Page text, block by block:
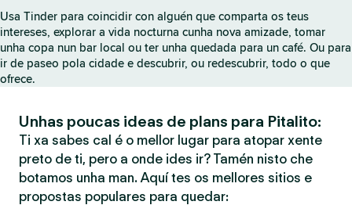
Usa Tinder para coincidir con alguén que comparta os teus
intereses, explorar a vida nocturna cunha nova amizade, tomar
unha copa nun bar local ou ter unha quedada para un café. Ou para
ir de paseo pola cidade e descubrir, ou redescubrir, todo o que
ofrece.
Unhas poucas ideas de plans para Pitalito:
Ti xa sabes cal é o mellor lugar para atopar xente
preto de ti, pero a onde ides ir? Tamén nisto che
botamos unha man. Aquí tes os mellores sitios e
propostas populares para quedar: